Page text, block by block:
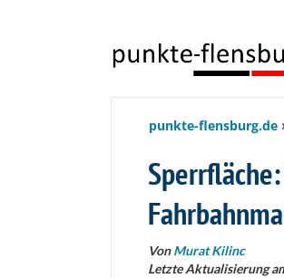
punkte-flensburg.de
VonMurat Kilinc
Letzte Aktualisierung